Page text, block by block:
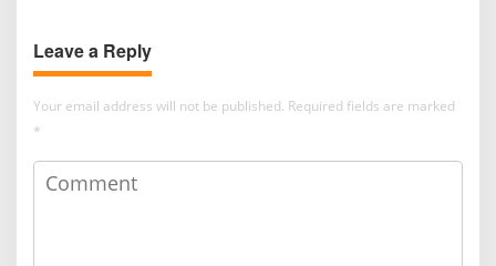
Leave a Reply
Your email address will not be published. Required fields are marked
*